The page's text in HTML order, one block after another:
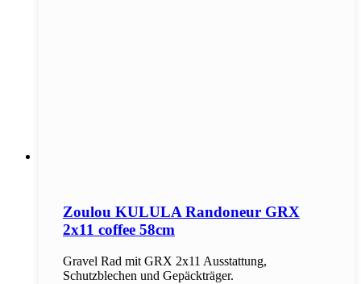
Zoulou KULULA Randoneur GRX
2x11 coffee 58cm
Gravel Rad mit GRX 2x11 Ausstattung,
Schutzblechen und Gepäckträger.